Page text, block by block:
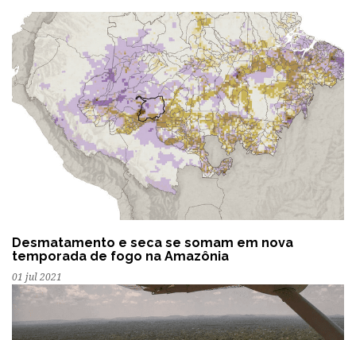
Desmatamento e seca se somam em nova
temporada de fogo na Amazônia
01 jul 2021